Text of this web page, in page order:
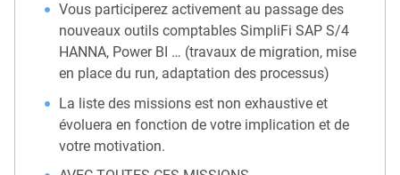
Vous participerez activement au passage des
nouveaux outils comptables SimpliFi SAP S/4
HANNA, Power BI … (travaux de migration, mise
en place du run, adaptation des processus)
La liste des missions est non exhaustive et
évoluera en fonction de votre implication et de
votre motivation.